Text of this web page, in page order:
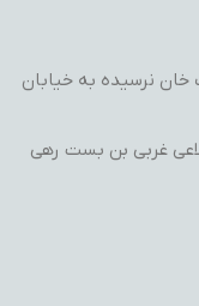
خان نرسیده به خیابان
غربی بن بست رهی